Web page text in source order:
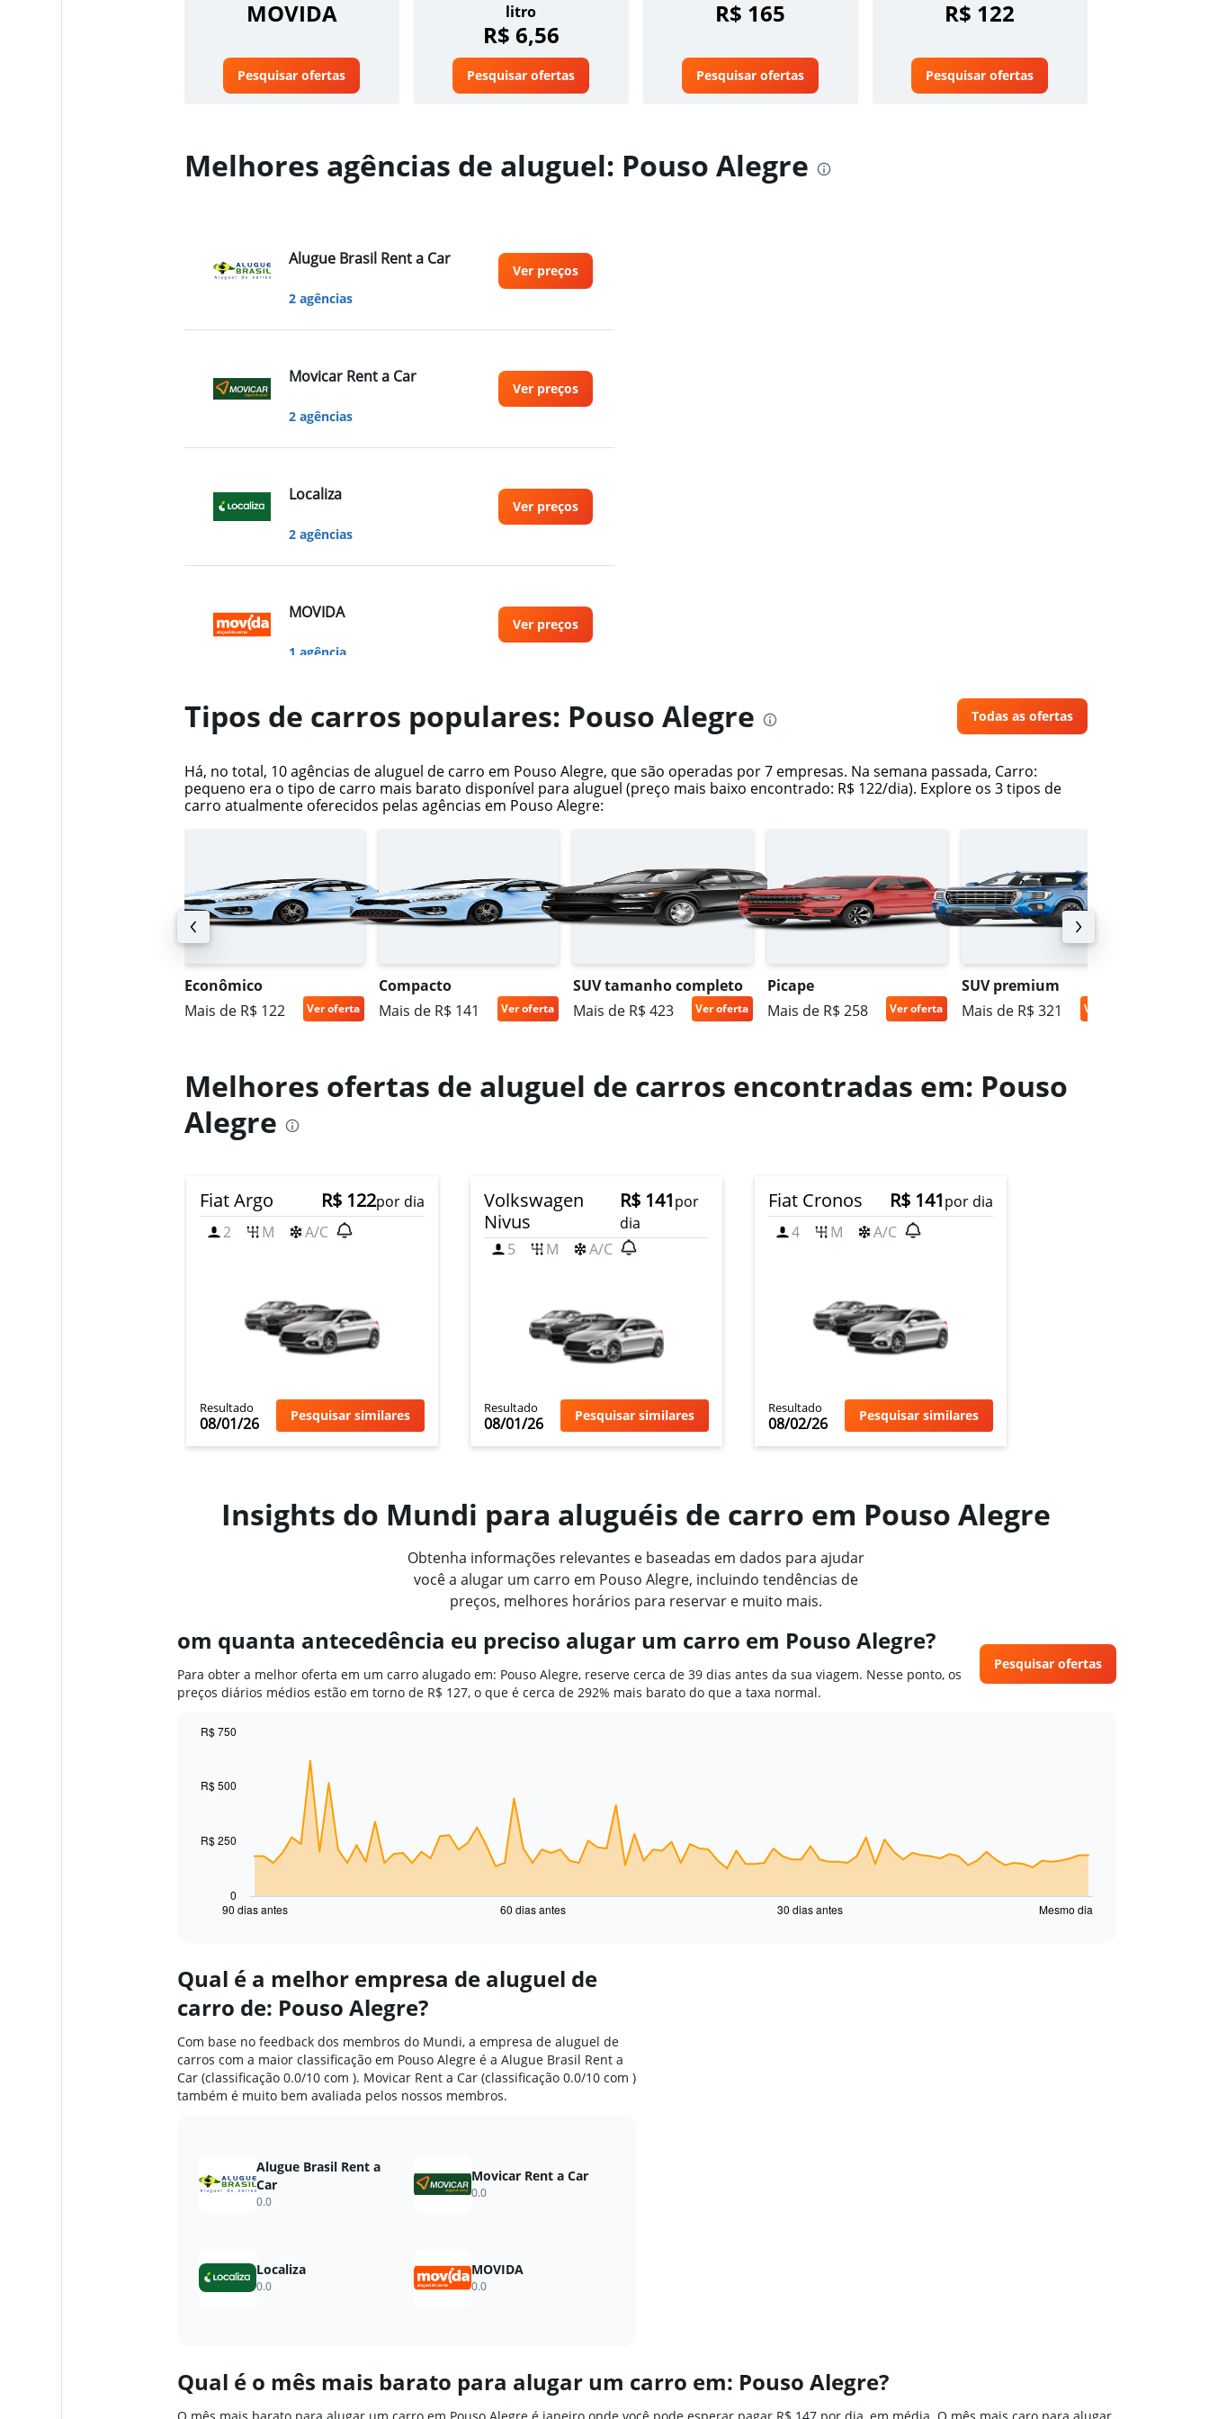
MOVIDA
litro
R$ 6,56
R$ 165 R$ 122
Pesquisar ofertas Pesquisar ofertas Pesquisar ofertas Pesquisar ofertas
Melhores agências de aluguel: Pouso Alegre
Alugue Brasil Rent a Car
2 agências
Ver preços
Movicar Rent a Car
2 agências
Ver preços
Localiza
2 agências
Ver preços
MOVIDA
1 agência
Ver preços
Sixt
1 agência
1 agência
Unidas
1 agência
Ver preços
Tipos de carros populares: Pouso Alegre Todas as ofertas
Há, no total, 10 agências de aluguel de carro em Pouso Alegre, que são operadas por 7 empresas. Na semana passada, Carro:
pequeno era o tipo de carro mais barato disponível para aluguel (preço mais baixo encontrado: R$ 122/dia). Explore os 3 tipos de
carro atualmente oferecidos pelas agências em Pouso Alegre:
Econômico
Mais de R$ 122
Ver oferta
Compacto
Mais de R$ 141
Ver oferta
SUV tamanho completo
Mais de R$ 423
Ver oferta
Picape
Mais de R$ 258
Ver oferta
SUV premium
Mais de R$ 321
Ver oferta
Melhores ofertas de aluguel de carros encontradas em: Pouso
Alegre
Fiat Argo R$ 122por dia
2
M A/C
Resultado
08/01/26 Pesquisar similares
Volkswagen
Nivus
R$ 141por
dia
5
M A/C
Resultado
08/01/26 Pesquisar similares
Fiat Cronos R$ 141por dia
4
M A/C
Resultado
08/02/26 Pesquisar similares
Insights do Mundi para aluguéis de carro em Pouso Alegre
Obtenha informações relevantes e baseadas em dados para ajudar
você a alugar um carro em Pouso Alegre, incluindo tendências de
preços, melhores horários para reservar e muito mais.
om quanta antecedência eu preciso alugar um carro em Pouso Alegre?
Para obter a melhor oferta em um carro alugado em: Pouso Alegre, reserve cerca de 39 dias antes da sua viagem. Nesse ponto, os
preços diários médios estão em torno de R$ 127, o que é cerca de 292% mais barato do que a taxa normal.
Pesquisar ofertas
91
data
The
Range:
91
categories.
chart
has
1
Y
0
90 dias antes 60 dias antes 30 dias antes Mesmo dia
0
R$ 250
R$ 500
R$ 750
Qual é a melhor empresa de aluguel de
carro de: Pouso Alegre?
Com base no feedback dos membros do Mundi, a empresa de aluguel de
carros com a maior classificação em Pouso Alegre é a Alugue Brasil Rent a
Car (classificação 0.0/10 com ). Movicar Rent a Car (classificação 0.0/10 com )
também é muito bem avaliada pelos nossos membros.
Alugue Brasil Rent a
Car
0.0
Movicar Rent a Car
0.0
Localiza
0.0
MOVIDA
0.0
Qual ​é o mês mais barato para alugar um carro em: Pouso Alegre?